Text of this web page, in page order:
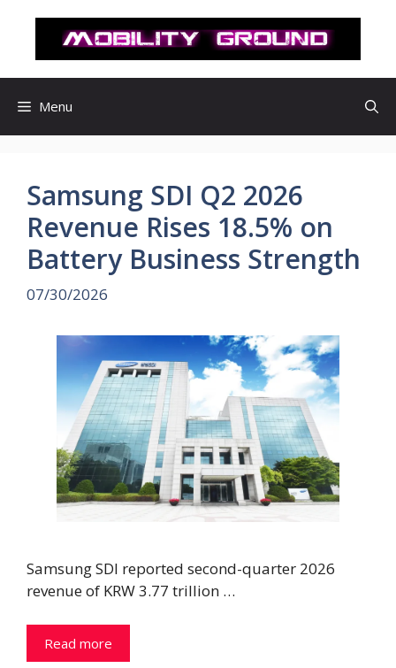
로
Menu
Samsung SDI Q2 2026
Revenue Rises 18.5% on
Battery Business Strength
07/30/2026
Samsung SDI reported second-quarter 2026
revenue of KRW 3.77 trillion …
Read more